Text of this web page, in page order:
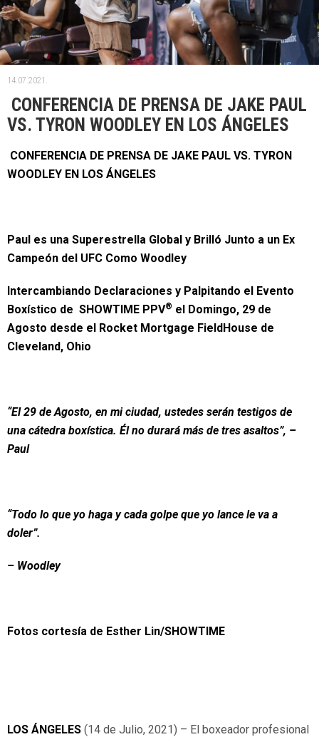
14.07.2021.
CONFERENCIA DE PRENSA DE JAKE PAUL
VS. TYRON WOODLEY EN LOS ÁNGELES
CONFERENCIA DE PRENSA DE JAKE PAUL VS. TYRON
WOODLEY EN LOS ÁNGELES
Paul es una Superestrella Global y Brilló Junto a un Ex
Campeón del UFC Como Woodley
Intercambiando Declaraciones y Palpitando el Evento
Boxístico de SHOWTIME PPV® el Domingo, 29 de
Agosto desde el Rocket Mortgage FieldHouse de
Cleveland, Ohio
“El 29 de Agosto, en mi ciudad, ustedes serán testigos de
una cátedra boxística. Él no durará más de tres asaltos”, –
Paul
“Todo lo que yo haga y cada golpe que yo lance le va a
doler”.
– Woodley
Fotos cortesía de Esther Lin/SHOWTIME
LOS ÁNGELES (14 de Julio, 2021) – El boxeador profesional